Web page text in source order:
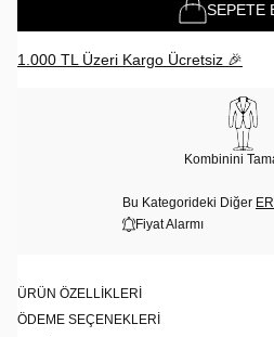
SEPETE
1.000 TL Üzeri Kargo Ücretsiz 🎉
Kombinini
Bu Kategorideki Diğer
Fiyat Alarmı
ÜRÜN ÖZELLIKLERI
ÖDEME SEÇENEKLERI